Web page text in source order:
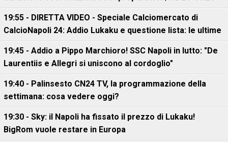
19:55 - DIRETTA VIDEO - Speciale Calciomercato di
CalcioNapoli 24: Addio Lukaku e questione lista: le ultime
19:45 - Addio a Pippo Marchioro! SSC Napoli in lutto: "De
Laurentiis e Allegri si uniscono al cordoglio"
19:40 - Palinsesto CN24 TV, la programmazione della
settimana: cosa vedere oggi?
19:30 - Sky: il Napoli ha fissato il prezzo di Lukaku!
BigRom vuole restare in Europa